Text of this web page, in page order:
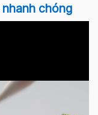
nhanh chóng